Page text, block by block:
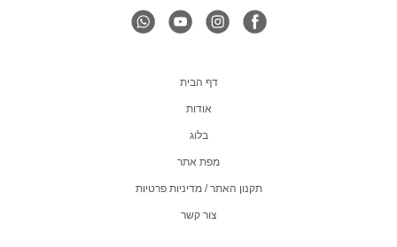
דף הבית
אודות
בלוג
מפת אתר
תקנון האתר / מדיניות פרטיות
צור קשר